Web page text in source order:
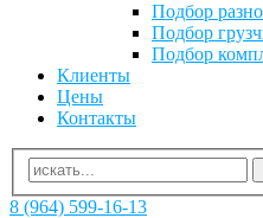
Подбор
Подбор
Подбор
Клиенты
Цены
Контакты
8 (964) 599-16-13